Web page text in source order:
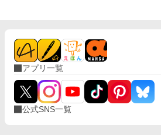
アプリ一覧
公式SNS一覧